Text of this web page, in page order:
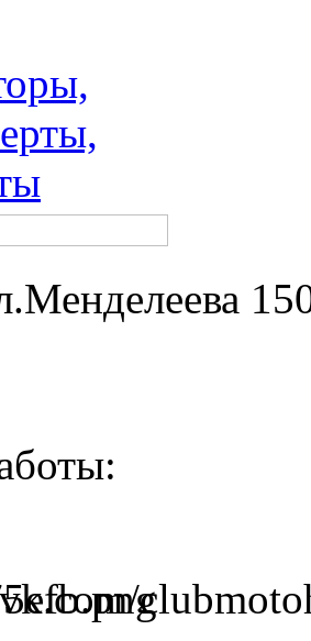
работы: